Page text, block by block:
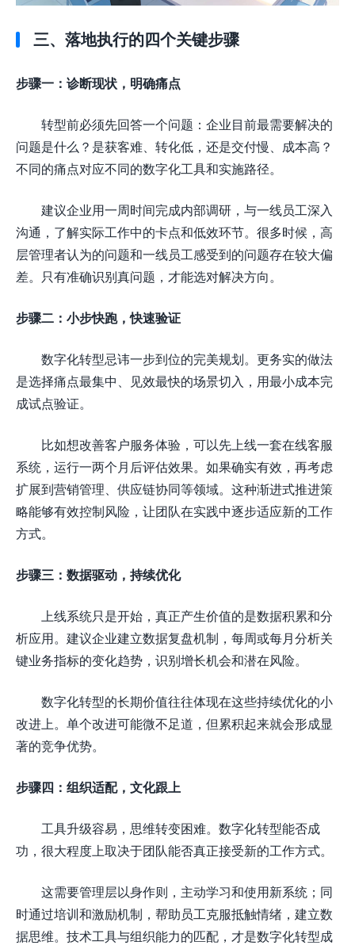
三、落地执行的四个关键步骤
步骤一：诊断现状，明确痛点
转型前必须先回答一个问题：企业目前最需要解决的
问题是什么？是获客难、转化低，还是交付慢、成本高？
不同的痛点对应不同的数字化工具和实施路径。
建议企业用一周时间完成内部调研，与一线员工深入
沟通，了解实际工作中的卡点和低效环节。很多时候，高
层管理者认为的问题和一线员工感受到的问题存在较大偏
差。只有准确识别真问题，才能选对解决方向。
步骤二：小步快跑，快速验证
数字化转型忌讳一步到位的完美规划。更务实的做法
是选择痛点最集中、见效最快的场景切入，用最小成本完
成试点验证。
比如想改善客户服务体验，可以先上线一套在线客服
系统，运行一两个月后评估效果。如果确实有效，再考虑
扩展到营销管理、供应链协同等领域。这种渐进式推进策
略能够有效控制风险，让团队在实践中逐步适应新的工作
方式。
步骤三：数据驱动，持续优化
上线系统只是开始，真正产生价值的是数据积累和分
析应用。建议企业建立数据复盘机制，每周或每月分析关
键业务指标的变化趋势，识别增长机会和潜在风险。
数字化转型的长期价值往往体现在这些持续优化的小
改进上。单个改进可能微不足道，但累积起来就会形成显
著的竞争优势。
步骤四：组织适配，文化跟上
工具升级容易，思维转变困难。数字化转型能否成
功，很大程度上取决于团队能否真正接受新的工作方式。
这需要管理层以身作则，主动学习和使用新系统；同
时通过培训和激励机制，帮助员工克服抵触情绪，建立数
据思维。技术工具与组织能力的匹配，才是数字化转型成